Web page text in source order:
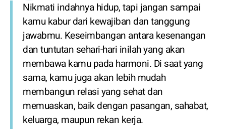
Nikmati indahnya hidup, tapi jangan sampai
kamu kabur dari kewajiban dan tanggung
jawabmu. Keseimbangan antara kesenangan
dan tuntutan sehari-hari inilah yang akan
membawa kamu pada harmoni. Di saat yang
sama, kamu juga akan lebih mudah
membangun relasi yang sehat dan
memuaskan, baik dengan pasangan, sahabat,
keluarga, maupun rekan kerja.